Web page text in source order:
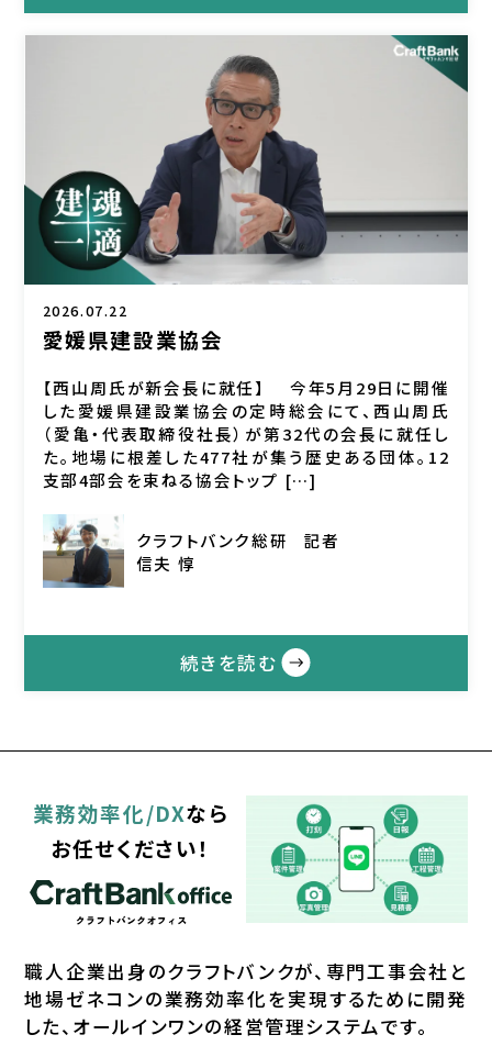
2026.07.22
愛媛県建設業協会
【西山周氏が新会長に就任】 今年5月29日に開催
した愛媛県建設業協会の定時総会にて、西山周氏
（愛亀・代表取締役社長）が第32代の会長に就任し
た。地場に根差した477社が集う歴史ある団体。12
支部4部会を束ねる協会トップ […]
クラフトバンク総研
記者
信夫 惇
続きを読む
業務効率化/DXなら
お任せください！
職⼈企業出⾝のクラフトバンクが、 専⾨⼯事会社と
地場ゼネコンの業務効率化を実現するために開発
した、オールインワンの経営管理システムです。